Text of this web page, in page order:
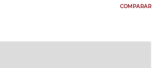
COMPARAR